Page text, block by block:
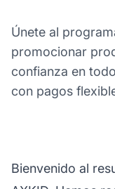
Únete al
promocionar
confianza en
con pagos
Bienvenido al